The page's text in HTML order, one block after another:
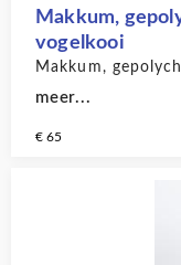
Makkum,
vogelkooi
Makkum,
meer...
€ 65